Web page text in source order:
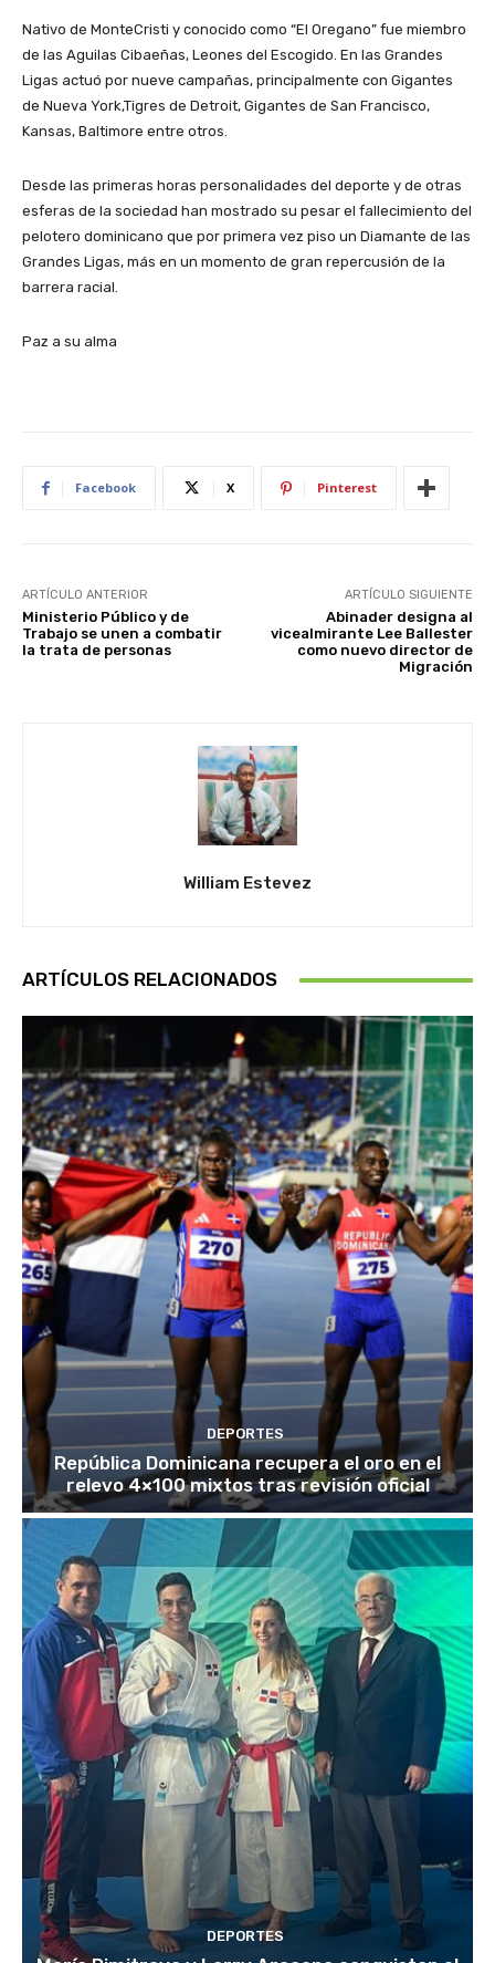
Nativo de MonteCristi y conocido como “El Oregano” fue miembro
de las Aguilas Cibaeñas, Leones del Escogido. En las Grandes
Ligas actuó por nueve campañas, principalmente con Gigantes
de Nueva York,Tigres de Detroit, Gigantes de San Francisco,
Kansas, Baltimore entre otros.
Desde las primeras horas personalidades del deporte y de otras
esferas de la sociedad han mostrado su pesar el fallecimiento del
pelotero dominicano que por primera vez piso un Diamante de las
Grandes Ligas, más en un momento de gran repercusión de la
barrera racial.
Paz a su alma
Facebook X Pinterest
ARTÍCULO ANTERIOR
Ministerio Público y de
Trabajo se unen a combatir
la trata de personas
ARTÍCULO SIGUIENTE
Abinader designa al
vicealmirante Lee Ballester
como nuevo director de
Migración
William Estevez
ARTÍCULOS RELACIONADOS
DEPORTES
República Dominicana recupera el oro en el
relevo 4×100 mixtos tras revisión oficial
DEPORTES